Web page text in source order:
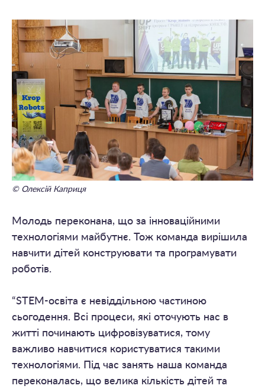
© Олексій Каприця
Молодь переконана, що за інноваційними
технологіями майбутнє. Тож команда вирішила
навчити дітей конструювати та програмувати
роботів.
“STEM-освіта є невіддільною частиною
сьогодення. Всі процеси, які оточують нас в
житті починають цифровізуватися, тому
важливо навчитися користуватися такими
технологіями. Під час занять наша команда
переконалась, що велика кількість дітей та